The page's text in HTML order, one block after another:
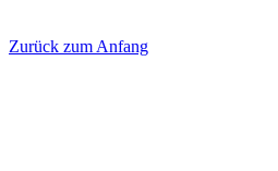
Zurück zum Anfang